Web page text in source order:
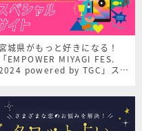
宮城県がもっと好きになる！
「EMPOWER MIYAGI FES.
powered by TGC」スペ